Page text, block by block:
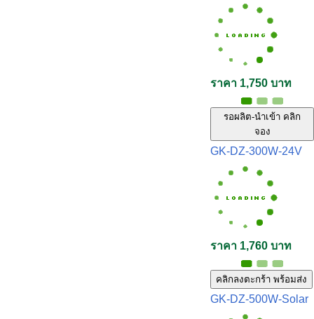
ราคา 1,750 บาท
รอผลิต-นำเข้า คลิก
จอง
GK-DZ-300W-24V
ราคา 1,760 บาท
คลิกลงตะกร้า พร้อมส่ง
GK-DZ-500W-Solar